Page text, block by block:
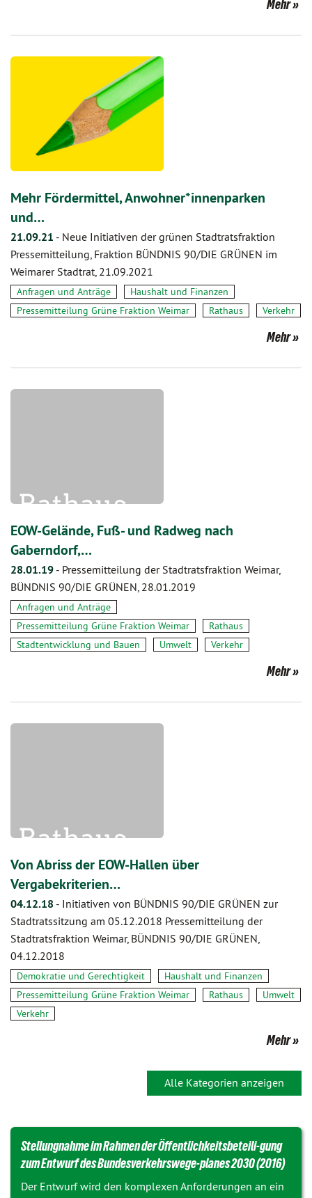
Mehr
Mehr Fördermittel, Anwohner*innenparken
und…
21.09.21 - Neue Initiativen der grünen Stadtratsfraktion
Pressemitteilung, Fraktion BÜNDNIS 90/DIE GRÜNEN im
Weimarer Stadtrat, 21.09.2021
Anfragen und Anträge
Haushalt und Finanzen
Pressemitteilung Grüne Fraktion Weimar
Rathaus Verkehr
Mehr
EOW-Gelände, Fuß- und Radweg nach
Gaberndorf,…
28.01.19 - Pressemitteilung der Stadtratsfraktion Weimar,
BÜNDNIS 90/DIE GRÜNEN, 28.01.2019
Anfragen und Anträge
Pressemitteilung Grüne Fraktion Weimar
Rathaus
Stadtentwicklung und Bauen
Umwelt Verkehr
Mehr
Von Abriss der EOW-Hallen über
Vergabekriterien…
04.12.18 - Initiativen von BÜNDNIS 90/DIE GRÜNEN zur
Stadtratssitzung am 05.12.2018 Pressemitteilung der
Stadtratsfraktion Weimar, BÜNDNIS 90/DIE GRÜNEN,
04.12.2018
Demokratie und Gerechtigkeit
Haushalt und Finanzen
Pressemitteilung Grüne Fraktion Weimar
Rathaus
Umwelt
Verkehr
Mehr
Alle Kategorien anzeigen
Stellungnahme im Rahmen der Öffentlichkeitsbeteili-gung
zum Entwurf des Bundesverkehrswege-planes 2030 (2016)
Der Entwurf wird den komplexen Anforderungen an ein